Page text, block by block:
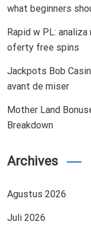
what beginners
Rapid w PL:
oferty free spins
Jackpots Bob
avant de miser
Mother Land
Breakdown
Archives
Agustus 2026
Juli 2026